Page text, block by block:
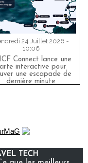
24 Juillet 2026 -
10:06
Connect lance une
interactive pour
une escapade de
dernière minute
TECH